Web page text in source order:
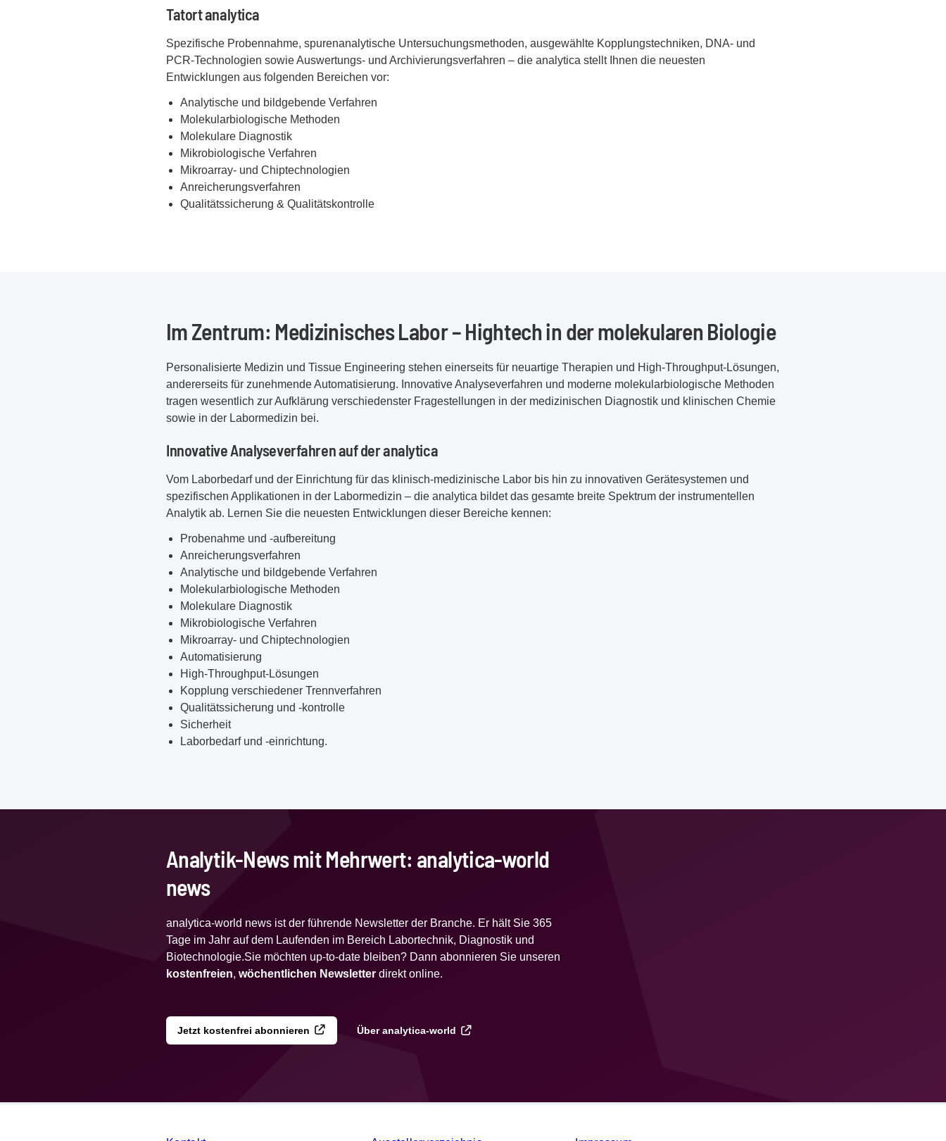
Tatort analytica
Spezifische Probennahme, spurenanalytische Untersuchungsmethoden, ausgewählte Kopplungstechniken, DNA- und
PCR-Technologien sowie Auswertungs- und Archivierungsverfahren – die analytica stellt Ihnen die neuesten
Entwicklungen aus folgenden Bereichen vor:
Analytische und bildgebende Verfahren
Molekularbiologische Methoden
Molekulare Diagnostik
Mikrobiologische Verfahren
Mikroarray- und Chiptechnologien
Anreicherungsverfahren
Qualitätssicherung & Qualitätskontrolle
Im Zentrum: Medizinisches Labor – Hightech in der molekularen Biologie
Personalisierte Medizin und Tissue Engineering stehen einerseits für neuartige Therapien und High-Throughput-Lösungen,
andererseits für zunehmende Automatisierung. Innovative Analyseverfahren und moderne molekularbiologische Methoden
tragen wesentlich zur Aufklärung verschiedenster Fragestellungen in der medizinischen Diagnostik und klinischen Chemie
sowie in der Labormedizin bei.
Innovative Analyseverfahren auf der analytica
Vom Laborbedarf und der Einrichtung für das klinisch-medizinische Labor bis hin zu innovativen Gerätesystemen und
spezifischen Applikationen in der Labormedizin – die analytica bildet das gesamte breite Spektrum der instrumentellen
Analytik ab. Lernen Sie die neuesten Entwicklungen dieser Bereiche kennen:
Probenahme und -aufbereitung
Anreicherungsverfahren
Analytische und bildgebende Verfahren
Molekularbiologische Methoden
Molekulare Diagnostik
Mikrobiologische Verfahren
Mikroarray- und Chiptechnologien
Automatisierung
High-Throughput-Lösungen
Kopplung verschiedener Trennverfahren
Qualitätssicherung und -kontrolle
Sicherheit
Laborbedarf und -einrichtung.
Analytik-News mit Mehrwert: analytica-world
news
analytica-world news ist der führende Newsletter der Branche. Er hält Sie 365
Tage im Jahr auf dem Laufenden im Bereich Labortechnik, Diagnostik und
Biotechnologie.Sie möchten up-to-date bleiben? Dann abonnieren Sie unseren
kostenfreien, wöchentlichen Newsletter direkt online.
Jetzt kostenfrei abonnieren Über analytica-world